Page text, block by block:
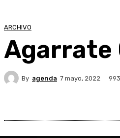
ARCHIVO
Agarrate
By agenda 7 mayo, 2022 993